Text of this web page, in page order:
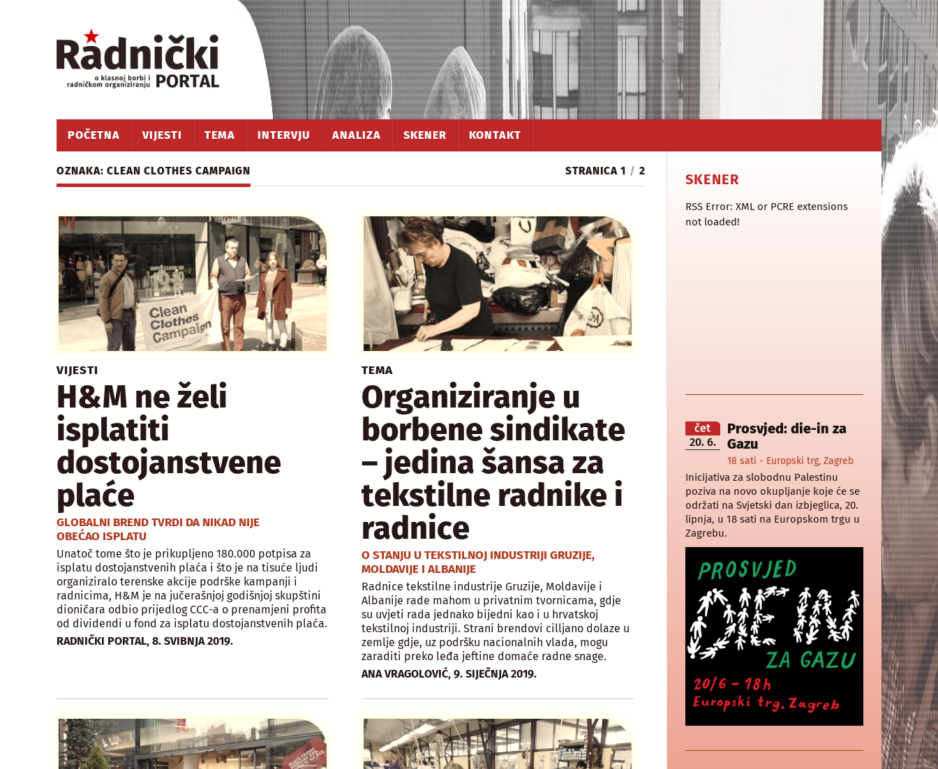
POČETNA VIJESTI TEMA INTERVJU ANALIZA SKENER KONTAKT
OZNAKA: CLEAN CLOTHES CAMPAIGN STRANICA 1 / 2
VIJESTI
H&M ne želi
isplatiti
dostojanstvene
plaće
GLOBALNI BREND TVRDI DA NIKAD NIJE
OBEĆAO ISPLATU
Unatoč tome što je prikupljeno 180.000 potpisa za
isplatu dostojanstvenih plaća i što je na tisuće ljudi
organiziralo terenske akcije podrške kampanji i
radnicima, H&M je na jučerašnjoj godišnjoj skupštini
dioničara odbio prijedlog CCC-a o prenamjeni profita
od dividendi u fond za isplatu dostojanstvenih plaća.
RADNIČKI PORTAL, 8. SVIBNJA 2019.
TEMA
Organiziranje u
borbene sindikate
– jedina šansa za
tekstilne radnike i
radnice
O STANJU U TEKSTILNOJ INDUSTRIJI GRUZIJE,
MOLDAVIJE I ALBANIJE
Radnice tekstilne industrije Gruzije, Moldavije i
Albanije rade mahom u privatnim tvornicama, gdje
su uvjeti rada jednako bijedni kao i u hrvatskoj
tekstilnoj industriji. Strani brendovi cilljano dolaze u
zemlje gdje, uz podršku nacionalnih vlada, mogu
zaraditi preko leđa jeftine domaće radne snage.
ANA VRAGOLOVIĆ,9. SIJEČNJA 2019.
SKENER
RSS Error: XML or PCRE extensions
not loaded!
čet
20. 6.
Prosvjed: die-in za
Gazu
18 sati - Europski trg, Zagreb
Inicijativa za slobodnu Palestinu
poziva na novo okupljanje koje će se
održati na Svjetski dan izbjeglica, 20.
lipnja, u 18 sati na Europskom trgu u
Zagrebu.